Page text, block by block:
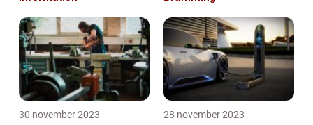
30 november 2023 28 november 2023